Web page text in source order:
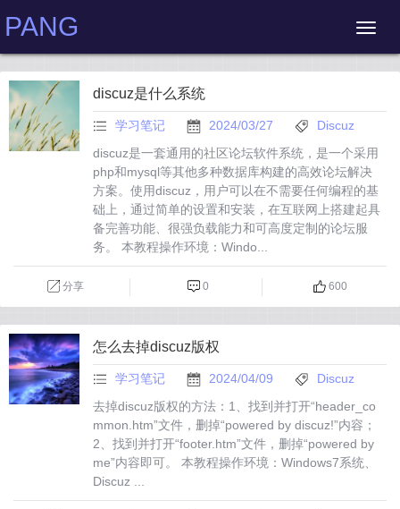
PANG
discuz是什么系统
学习笔记 2024/03/27
Discuz
discuz是一套通用的社区论坛软件系统，是一个采用
php和mysql等其他多种数据库构建的高效论坛解决
方案。使用discuz，用户可以在不需要任何编程的基
础上，通过简单的设置和安装，在互联网上搭建起具
备完善功能、很强负载能力和可高度定制的论坛服
务。 本教程操作环境：Windo...
分享 0 600
怎么去掉discuz版权
学习笔记 2024/04/09
Discuz
去掉discuz版权的方法：1、找到并打开“header_co
mmon.htm”文件，删掉“powered by discuz!”内容；
2、找到并打开“footer.htm”文件，删掉“powered by
me”内容即可。 本教程操作环境：Windows7系统、
Discuz ...